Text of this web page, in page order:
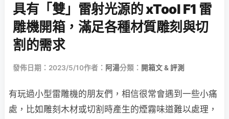
具有「雙」雷射光源的 xTool F1 雷
雕機開箱，滿足各種材質雕刻與切
割的需求
發佈日期：2023/5/10作者： 阿湯分類： 開箱文 & 評測
有玩過小型雷雕機的朋友們，相信很常會遇到一些小痛
處，比如雕刻木材或切割時產生的煙霧味道難以處理，